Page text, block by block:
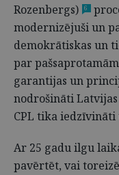
Rozenbergs)
6
modernizējuši un
demokrātiskas un
par
garantijas un
nodrošināti
CPL tika
Ar 25 gadu ilgu
pavērtēt, vai